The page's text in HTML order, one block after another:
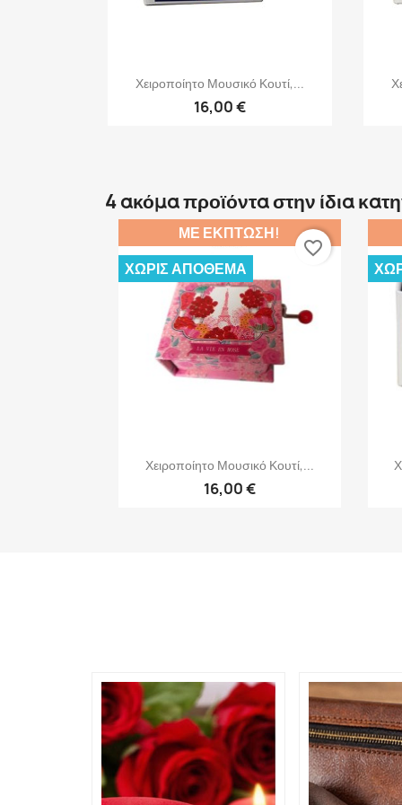
Γρήγορη προβολή
Χειροποίητο Μουσικό Κουτί,...
16,00 €
4 ακόμα προϊόντα στην ίδια
Γρήγορη προβολή
Χειροποίητο Μουσικό Κουτί,...
16,00 €
ΜΕ ΈΚΠΤΩΣΗ!
ΧΩΡΊΣ ΑΠΌΘΕΜΑ
favorite_border